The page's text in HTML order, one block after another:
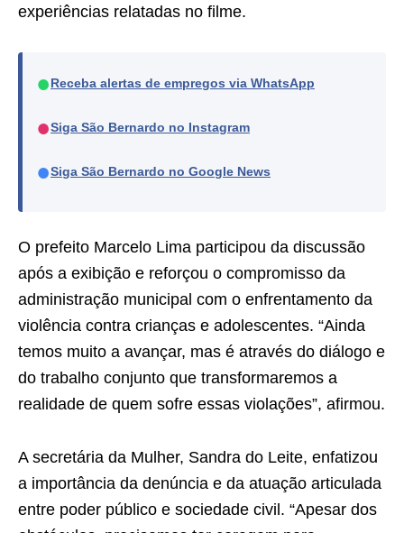
experiências relatadas no filme.
● Receba alertas de empregos via WhatsApp
●Siga São Bernardo no Instagram
●Siga São Bernardo no Google News
O prefeito Marcelo Lima participou da discussão
após a exibição e reforçou o compromisso da
administração municipal com o enfrentamento da
violência contra crianças e adolescentes. “Ainda
temos muito a avançar, mas é através do diálogo e
do trabalho conjunto que transformaremos a
realidade de quem sofre essas violações”, afirmou.
A secretária da Mulher, Sandra do Leite, enfatizou
a importância da denúncia e da atuação articulada
entre poder público e sociedade civil. “Apesar dos